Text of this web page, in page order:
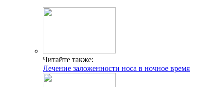
Читайте также:
Лечение заложенности носа в ночное время